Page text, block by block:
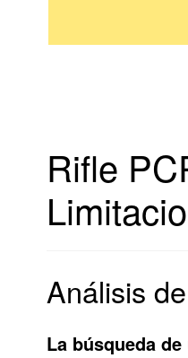
Rifle
Análisis
La búsqueda